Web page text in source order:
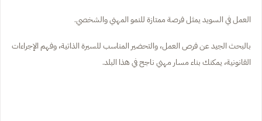
العمل في السويد يمثل فرصة ممتازة للنمو المهني والشخصي.
بالبحث الجيد عن فرص العمل، والتحضير المناسب للسيرة الذاتية، وفهم الإجراءات
القانونية، يمكنك بناء مسار مهني ناجح في هذا البلد.